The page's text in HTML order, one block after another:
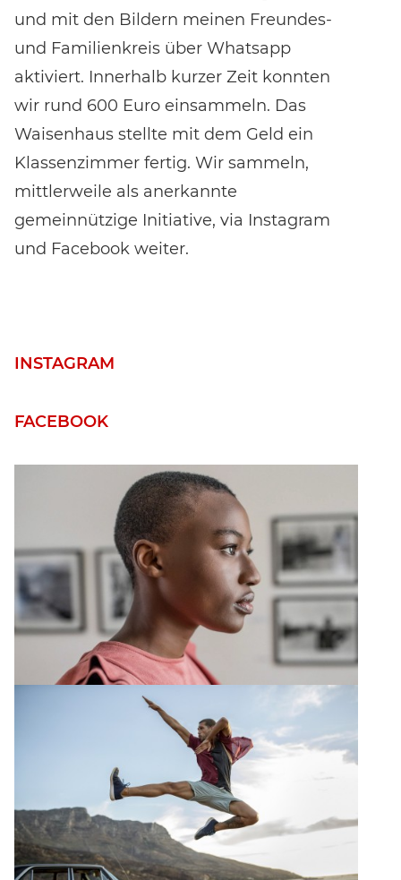
und mit den Bildern meinen Freundes-
und Familienkreis über Whatsapp
aktiviert. Innerhalb kurzer Zeit konnten
wir rund 600 Euro einsammeln. Das
Waisenhaus stellte mit dem Geld ein
Klassenzimmer fertig. Wir sammeln,
mittlerweile als anerkannte
gemeinnützige Initiative, via Instagram
und Facebook weiter.
INSTAGRAM
FACEBOOK